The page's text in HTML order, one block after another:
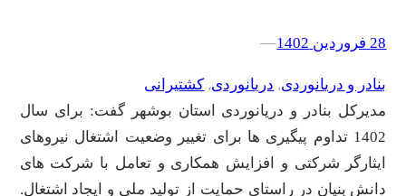
28 فروردین 1402 –
–
بنادر و دریانوردی, دریانوردی, کشتیرانی
مدیرکل بنادر و دریانوردی استان بوشهر گفت: برای سال
1402 تداوم پیگیری ها برای تغییر وضعیت اشتغال نیروهای
ایثارگر شرکتی و افزایش همکاری و تعامل با شرکت های
دانش بنیان در راستای حمایت از تولید ملی و ایجاد اشتغال.